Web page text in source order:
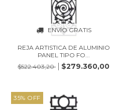
ENVÍO GRATIS
REJA ARTISTICA DE ALUMINIO
PANEL TIPO FO...
$522.403,20
$279.360,00
35% OFF